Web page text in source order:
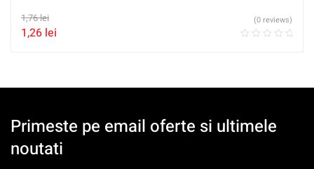
1,76lei
1,26 lei
(0 reviews)
Primeste pe email oferte si ultimele
noutati